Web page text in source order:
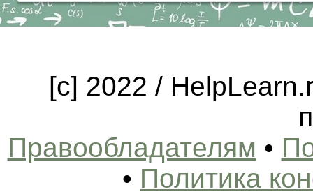
[c] 2022 /
Правообладателям •
• Политика